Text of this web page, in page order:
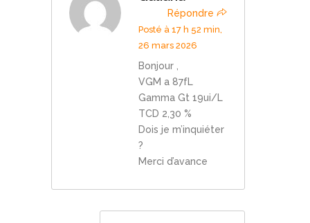
Répondre
Posté à 17 h 52 min,
26 mars 2026
Bonjour ,
VGM a 87fL
Gamma Gt 19ui/L
TCD 2,30 %
Dois je m’inquiéter
?
Merci d’avance